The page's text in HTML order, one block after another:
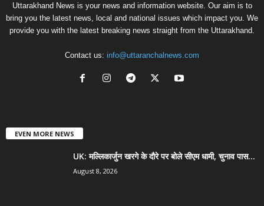
Uttarakhand News is your news and information website. Our aim is to
bring you the latest news, local and national issues which impact you. We
provide you with the latest breaking news straight from the Uttarakhand.
Contact us: info@uttaranchalnews.com
EVEN MORE NEWS
UK: मल्लिकार्जुन खरगे के दौरे पर बोले सीएम धामी, चुनाव पास...
August 8, 2026